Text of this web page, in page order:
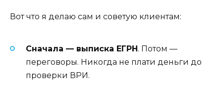
Вот что я делаю сам и советую клиентам:
Сначала — выписка ЕГРН. Потом —
переговоры. Никогда не плати деньги до
проверки ВРИ.